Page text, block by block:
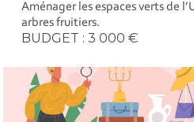
Aménager les espaces verts de
arbres fruitiers.
BUDGET : 3 000 €